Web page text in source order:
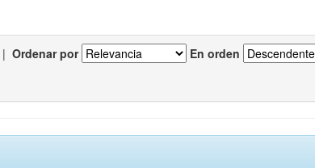
| Ordenar por En orden